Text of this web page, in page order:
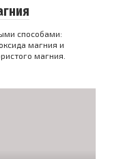
способами:
магния и
магния.